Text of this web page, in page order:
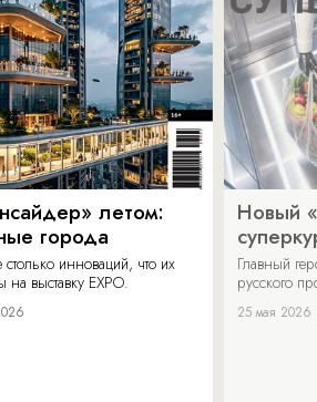
летом:
города
столько инноваций, что их
на выставку EXPO.
Новый
Главный
русского
25 мая 2026